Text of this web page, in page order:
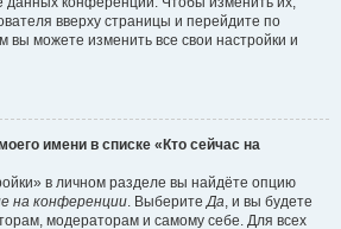
вверху страницы и перейдите по
вы можете изменить все свои настройки и
имени в списке «Кто сейчас на
в личном разделе вы найдёте опцию
на конференции. ВыберитеДа, и вы будете
модераторам и самому себе. Для всех